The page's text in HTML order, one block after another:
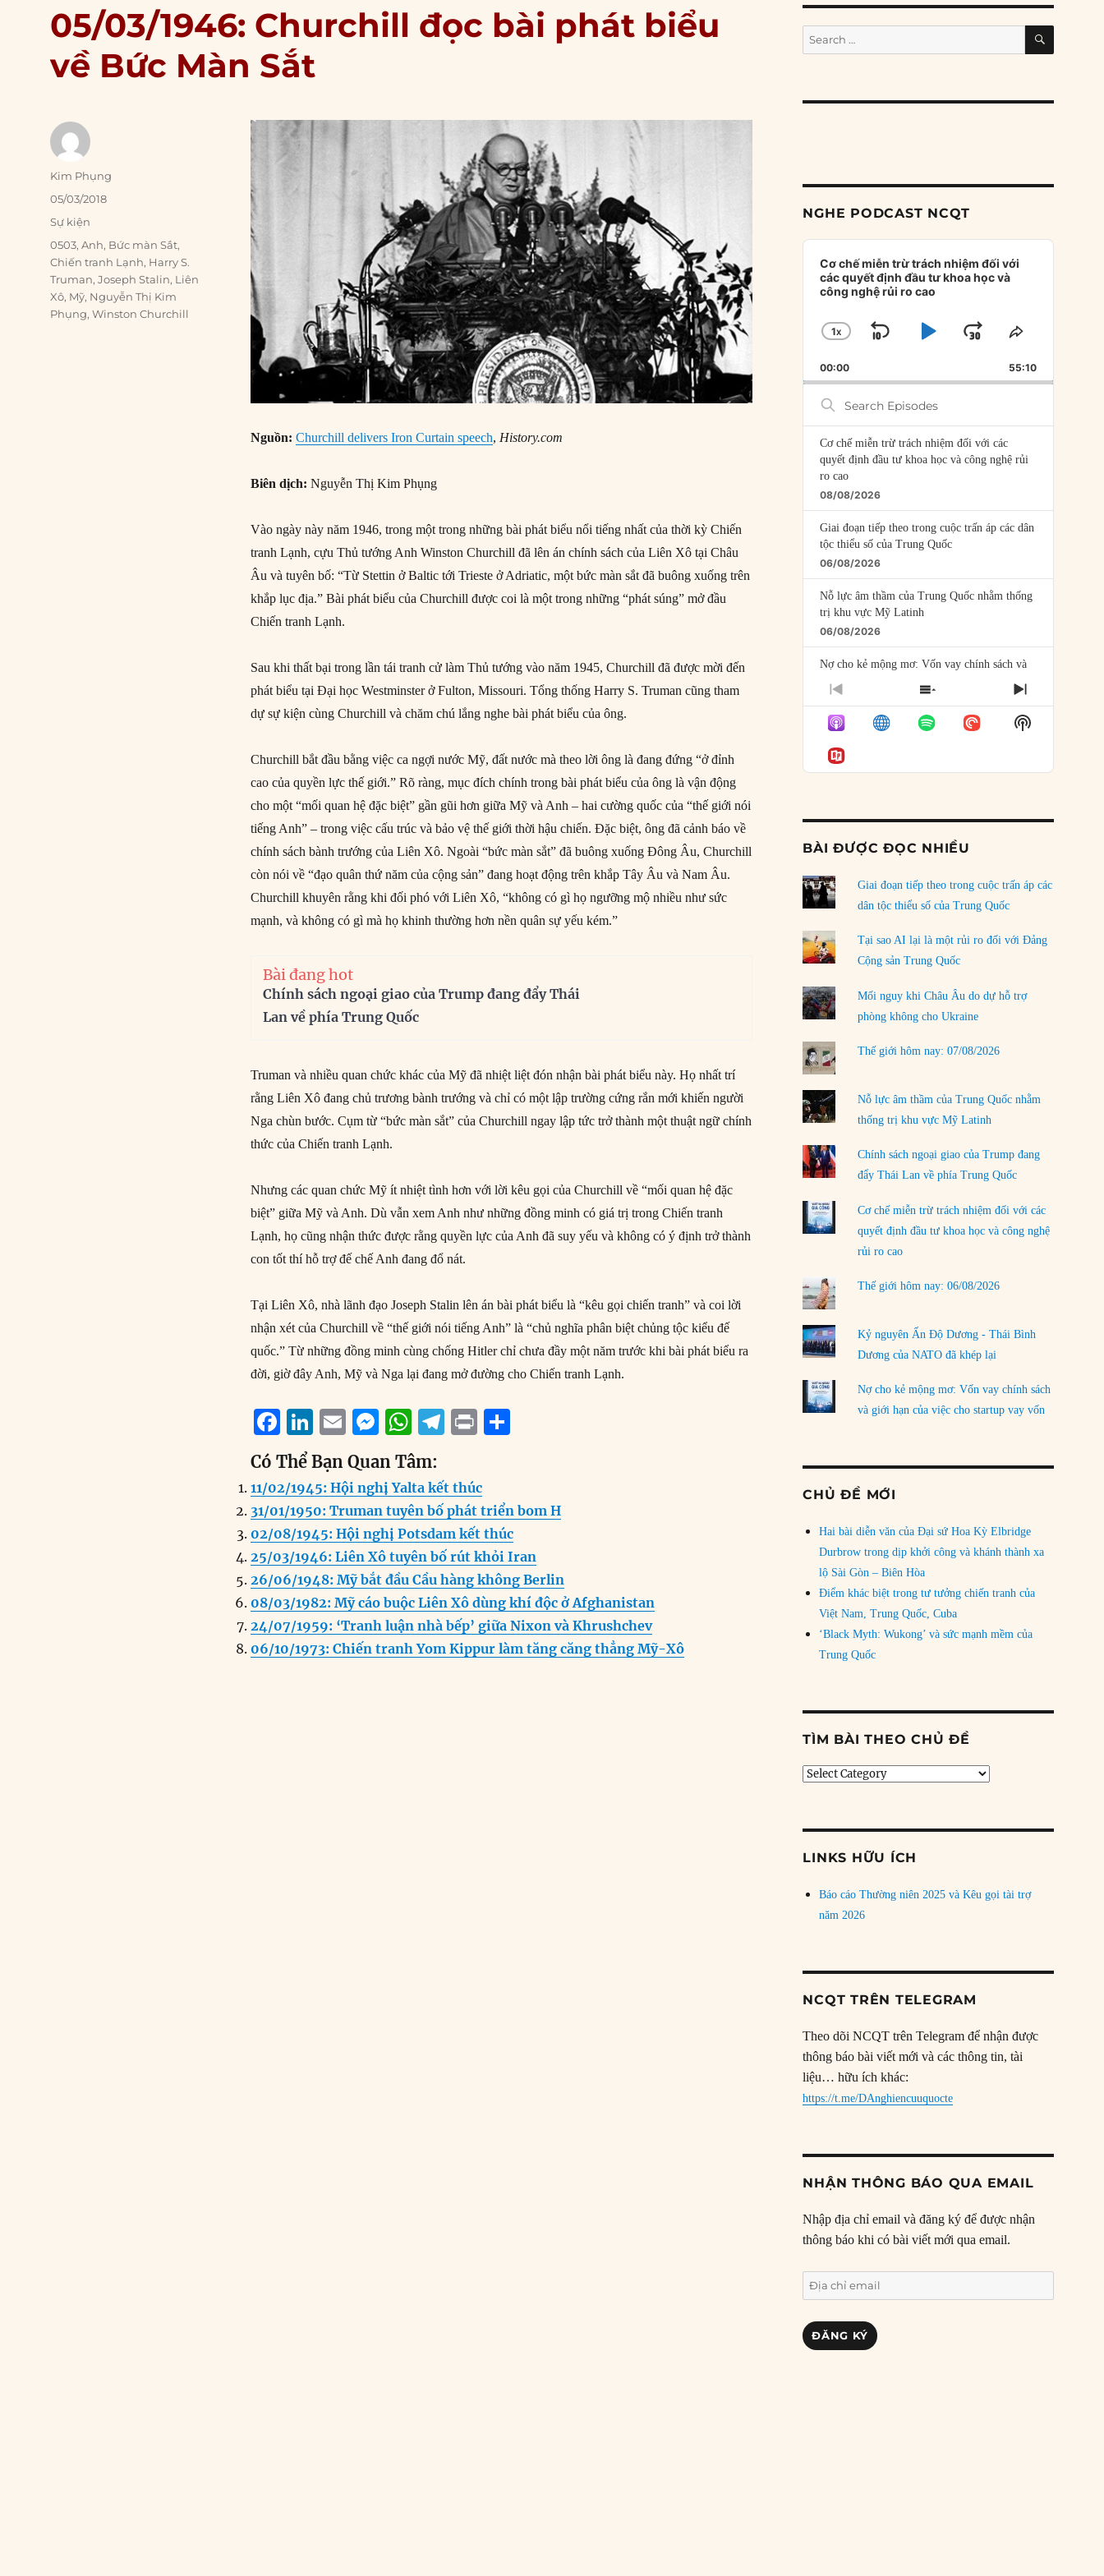
05/03/1946: Churchill đọc bài phát biểu
về Bức Màn Sắt
Nguồn: Churchill delivers Iron Curtain speech, History.com
Biên dịch: Nguyễn Thị Kim Phụng
Vào ngày này năm 1946, trong một trong những bài phát biểu nổi tiếng nhất của thời kỳ Chiến
tranh Lạnh, cựu Thủ tướng Anh Winston Churchill đã lên án chính sách của Liên Xô tại Châu
Âu và tuyên bố: “Từ Stettin ở Baltic tới Trieste ở Adriatic, một bức màn sắt đã buông xuống trên
khắp lục địa.” Bài phát biểu của Churchill được coi là một trong những “phát súng” mở đầu
Chiến tranh Lạnh.
Sau khi thất bại trong lần tái tranh cử làm Thủ tướng vào năm 1945, Churchill đã được mời đến
phát biểu tại Đại học Westminster ở Fulton, Missouri. Tổng thống Harry S. Truman cũng tham
dự sự kiện cùng Churchill và chăm chú lắng nghe bài phát biểu của ông.
Churchill bắt đầu bằng việc ca ngợi nước Mỹ, đất nước mà theo lời ông là đang đứng “ở đỉnh
cao của quyền lực thế giới.” Rõ ràng, mục đích chính trong bài phát biểu của ông là vận động
cho một “mối quan hệ đặc biệt” gần gũi hơn giữa Mỹ và Anh – hai cường quốc của “thế giới nói
tiếng Anh” – trong việc cấu trúc và bảo vệ thế giới thời hậu chiến. Đặc biệt, ông đã cảnh báo về
chính sách bành trướng của Liên Xô. Ngoài “bức màn sắt” đã buông xuống Đông Âu, Churchill
còn nói về “đạo quân thứ năm của cộng sản” đang hoạt động trên khắp Tây Âu và Nam Âu.
Churchill khuyên rằng khi đối phó với Liên Xô, “không có gì họ ngưỡng mộ nhiều như sức
mạnh, và không có gì mà họ khinh thường hơn nền quân sự yếu kém.”
Bài đang hot
Chính sách ngoại giao của Trump đang đẩy Thái
Lan về phía Trung Quốc
Truman và nhiều quan chức khác của Mỹ đã nhiệt liệt đón nhận bài phát biểu này. Họ nhất trí
rằng Liên Xô đang chủ trương bành trướng và chỉ có một lập trường cứng rắn mới khiến người
Nga chùn bước. Cụm từ “bức màn sắt” của Churchill ngay lập tức trở thành một thuật ngữ chính
thức của Chiến tranh Lạnh.
Nhưng các quan chức Mỹ ít nhiệt tình hơn với lời kêu gọi của Churchill về “mối quan hệ đặc
biệt” giữa Mỹ và Anh. Dù vẫn xem Anh như những đồng minh có giá trị trong Chiến tranh
Lạnh, họ cũng nhận thức được rằng quyền lực của Anh đã suy yếu và không có ý định trở thành
con tốt thí hỗ trợ đế chế Anh đang đổ nát.
Tại Liên Xô, nhà lãnh đạo Joseph Stalin lên án bài phát biểu là “kêu gọi chiến tranh” và coi lời
nhận xét của Churchill về “thế giới nói tiếng Anh” là “chủ nghĩa phân biệt chủng tộc kiểu đế
quốc.” Từ những đồng minh cùng chống Hitler chỉ chưa đầy một năm trước khi bài phát biểu ra
đời, giờ đây Anh, Mỹ và Nga lại đang mở đường cho Chiến tranh Lạnh.
F
a
c
e
b
o
o
k
Li
n
k
e
d
I
n
E
m
ai
l
M
ss
e
n
g
er
W
h
at
s
A
p
p
T
e
g
r
a
m
P
t
re
Có Thể Bạn Quan Tâm:
11/02/1945: Hội nghị Yalta kết thúc
31/01/1950: Truman tuyên bố phát triển bom H
02/08/1945: Hội nghị Potsdam kết thúc
25/03/1946: Liên Xô tuyên bố rút khỏi Iran
26/06/1948: Mỹ bắt đầu Cầu hàng không Berlin
08/03/1982: Mỹ cáo buộc Liên Xô dùng khí độc ở Afghanistan
24/07/1959: ‘Tranh luận nhà bếp’ giữa Nixon và Khrushchev
06/10/1973: Chiến tranh Yom Kippur làm tăng căng thẳng Mỹ-Xô
Author
Kim Phụng
Posted
05/03/2018
Categories
Sự kiện
Tags
0503,Anh, Bức màn Sắt,
Chiến tranh Lạnh, Harry S.
Truman,Joseph Stalin, Liên
Xô, Mỹ, Nguyễn Thị Kim
Phụng,Winston Churchill
Search
for:
SEARCH
NGHE PODCAST NCQT
Audio
Player
Cơ chế miễn trừ trách nhiệm đối với
các quyết định đầu tư khoa học và
công nghệ rủi ro cao
CHANGE
RATE
1X
SKIP
BACKWARD
PLAYJUMP
FORWARD
SHARE
EPISODE
00:00 55:10
Search
Episodes
Cơ chế miễn trừ trách nhiệm đối với các
quyết định đầu tư khoa học và công nghệ rủi
ro cao
08/08/2026
Giai đoạn tiếp theo trong cuộc trấn áp các dân
tộc thiểu số của Trung Quốc
06/08/2026
Nỗ lực âm thầm của Trung Quốc nhằm thống
trị khu vực Mỹ Latinh
06/08/2026
Nợ cho kẻ mộng mơ: Vốn vay chính sách và
giới hạn của việc cho startup vay vốn
Mỹ Latinh đang trở thành “phòng thí nghiệm”
của phe cánh hữu mới
04/08/2026
Ngoại trưởng Nhật Bản?
Dương
03/08/2026
Đặt cược vào thất bại: Các quỹ đầu tư mạo
hiểm quốc gia và khía cạnh chính trị của vốn
02/08/2026
Làm thế nào để kết thúc Chiến tranh Iran?
01/08/2026
Chiến lược kế tiếp của Bắc Kinh ở Biển Đông
31/07/2026
LOAD MORE
PREVIOUS
EPISODE
SHOW
EPISODES
LIST
NEXT
EPISODE
Show
Podcast
BÀI ĐƯỢC ĐỌC NHIỀU
Giai đoạn tiếp theo trong cuộc trấn áp các
dân tộc thiểu số của Trung Quốc
Tại sao AI lại là một rủi ro đối với Đảng
Cộng sản Trung Quốc
Mối nguy khi Châu Âu do dự hỗ trợ
phòng không cho Ukraine
Thế giới hôm nay: 07/08/2026
Nỗ lực âm thầm của Trung Quốc nhằm
thống trị khu vực Mỹ Latinh
Chính sách ngoại giao của Trump đang
đẩy Thái Lan về phía Trung Quốc
Cơ chế miễn trừ trách nhiệm đối với các
quyết định đầu tư khoa học và công nghệ
rủi ro cao
Thế giới hôm nay: 06/08/2026
Kỷ nguyên Ấn Độ Dương - Thái Bình
Dương của NATO đã khép lại
Nợ cho kẻ mộng mơ: Vốn vay chính sách
và giới hạn của việc cho startup vay vốn
CHỦ ĐỀ MỚI
Hai bài diễn văn của Đại sứ Hoa Kỳ Elbridge
Durbrow trong dịp khởi công và khánh thành xa
lộ Sài Gòn – Biên Hòa
Điểm khác biệt trong tư tưởng chiến tranh của
Việt Nam, Trung Quốc, Cuba
‘Black Myth: Wukong’ và sức mạnh mềm của
Trung Quốc
TÌM BÀI THEO CHỦ ĐỀ
Tìm
LINKS HỮU ÍCH
Báo cáo Thường niên 2025 và Kêu gọi tài trợ
năm 2026
NCQT TRÊN TELEGRAM
Theo dõi NCQT trên Telegram để nhận được
thông báo bài viết mới và các thông tin, tài
liệu… hữu ích khác:
https://t.me/DAnghiencuuquocte
NHẬN THÔNG BÁO QUA EMAIL
Nhập địa chỉ email và đăng ký để được nhận
thông báo khi có bài viết mới qua email.
Địa
chỉ
email
ĐĂNG KÝ